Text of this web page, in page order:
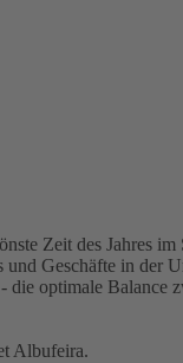
Zeit des Jahres
und Geschäfte in der
die optimale Balance
Albufeira.